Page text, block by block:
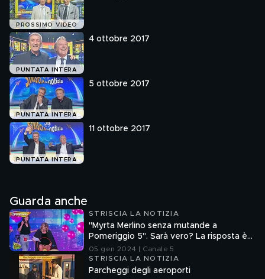
PROSSIMO VIDEO
PUNTATA INTERA
4 ottobre 2017
PUNTATA INTERA
5 ottobre 2017
PUNTATA INTERA
11 ottobre 2017
Guarda anche
STRISCIA LA NOTIZIA
"Myrta Merlino senza mutande a
Pomeriggio 5". Sarà vero? La risposta è
nel fuorionda
05 gen 2024 | Canale 5
STRISCIA LA NOTIZIA
Parcheggi degli aeroporti